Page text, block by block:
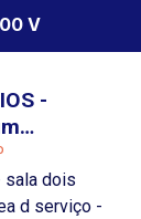
V
-
sala dois
d serviço -